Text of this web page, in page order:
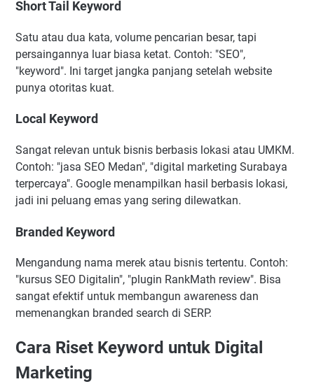
Short Tail Keyword
Satu atau dua kata, volume pencarian besar, tapi
persaingannya luar biasa ketat. Contoh: "SEO",
"keyword". Ini target jangka panjang setelah website
punya otoritas kuat.
Local Keyword
Sangat relevan untuk bisnis berbasis lokasi atau UMKM.
Contoh: "jasa SEO Medan", "digital marketing Surabaya
terpercaya". Google menampilkan hasil berbasis lokasi,
jadi ini peluang emas yang sering dilewatkan.
Branded Keyword
Mengandung nama merek atau bisnis tertentu. Contoh:
"kursus SEO Digitalin", "plugin RankMath review". Bisa
sangat efektif untuk membangun awareness dan
memenangkan branded search di SERP.
Cara Riset Keyword untuk Digital
Marketing